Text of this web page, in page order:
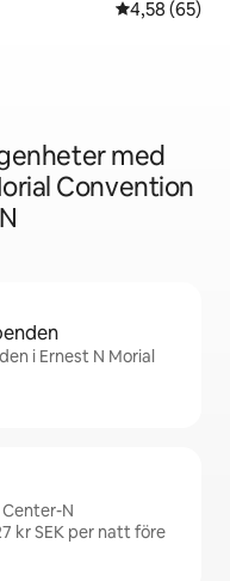
4,58 av 5 i
4,58 (65)
med
Convention
i Ernest N Morial
N
kr SEK per natt före